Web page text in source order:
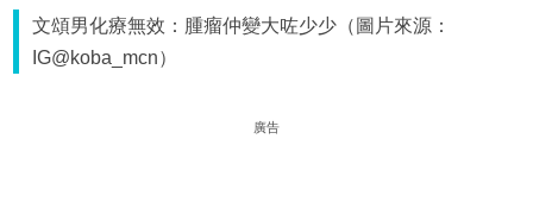
文頌男化療無效：腫瘤仲變大咗少少（圖片來源：
IG@koba_mcn）
廣告